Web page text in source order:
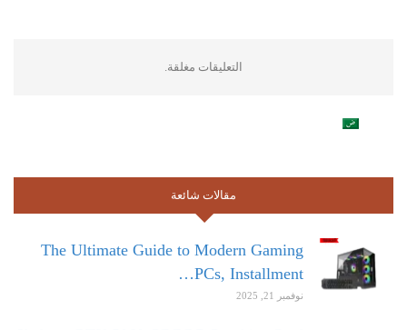
التعليقات مغلقة.
مقالات شائعة
The Ultimate Guide to Modern Gaming
PCs, Installment…
نوفمبر 21, 2025